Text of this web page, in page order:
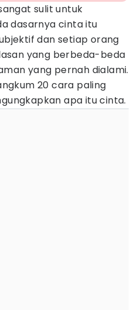
sulit untuk
dasarnya cinta itu
dan setiap orang
yang berbeda-beda
yang pernah dialami.
20 cara paling
apa itu cinta.